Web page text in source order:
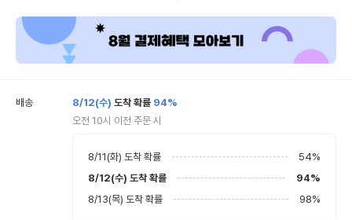
배송 8/12(수) 도착 확률 94%
오전 10시 이전 주문 시
8/11(화) 도착 확률 54%
8/12(수) 도착 확률 94%
8/13(목) 도착 확률 98%